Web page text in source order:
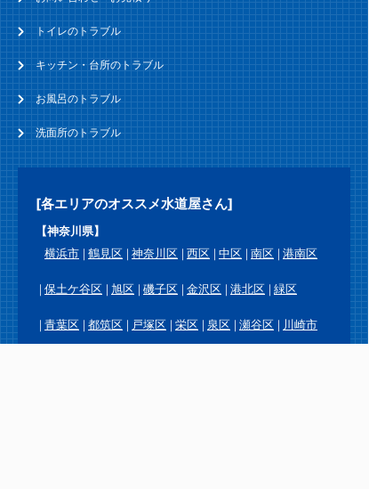
トイレのトラブル
キッチン・台所のトラブル
お風呂のトラブル
洗面所のトラブル
[各エリアのオススメ水道屋さん]
【神奈川県】
横浜市
鶴見区 神奈川区 西区 中区 南区 港南区
保土ケ谷区 旭区 磯子区 金沢区 港北区 緑区
青葉区 都筑区 戸塚区 栄区 泉区 瀬谷区 川崎市